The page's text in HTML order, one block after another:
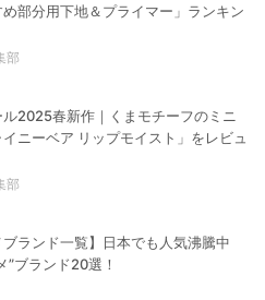
部分用下地＆プライマー」ランキン
部
2025春新作｜くまモチーフのミニ
ニーベア リップモイスト」をレビュ
部
ブランド一覧】日本でも人気沸騰中
”ブランド20選！